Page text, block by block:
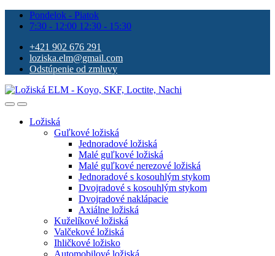
Pondelok - Piatok
7:30 - 12:00 12:30 - 15:30
+421 902 676 291
loziska.elm@gmail.com
Odstúpenie od zmluvy
Ložiská
Guľkové ložiská
Jednoradové ložiská
Malé guľkové ložiská
Malé guľkové nerezové ložiská
Jednoradové s kosouhlým stykom
Dvojradové s kosouhlým stykom
Dvojradové naklápacie
Axiálne ložiská
Kuželíkové ložiská
Valčekové ložiská
Ihličkové ložisko
Automobilové ložiská